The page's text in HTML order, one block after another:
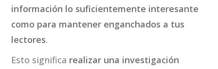
información lo suficientemente interesante
como para mantener enganchados a tus
lectores.
Esto significa realizar una investigación